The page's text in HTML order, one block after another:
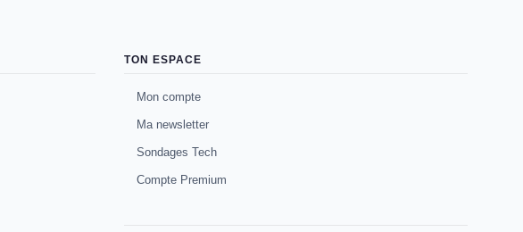
TON ESPACE
Mon compte
Ma newsletter
Sondages Tech
Compte Premium